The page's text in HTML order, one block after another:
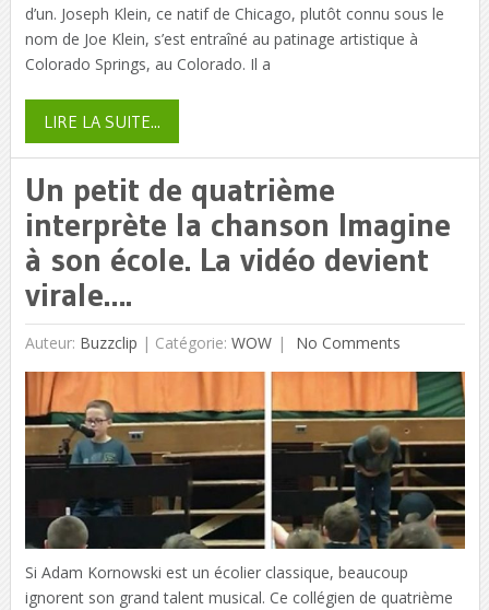
d’un. Joseph Klein, ce natif de Chicago, plutôt connu sous le
nom de Joe Klein, s’est entraîné au patinage artistique à
Colorado Springs, au Colorado. Il a
LIRE LA SUITE...
Un petit de quatrième
interprète la chanson Imagine
à son école. La vidéo devient
virale….
Auteur: Buzzclip | Catégorie: WOW No Comments
Si Adam Kornowski est un écolier classique, beaucoup
ignorent son grand talent musical. Ce collégien de quatrième